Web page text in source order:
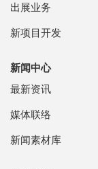
出展业务
新项目开发
新闻中心
最新资讯
媒体联络
新闻素材库